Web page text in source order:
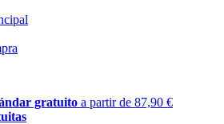
gratuito a partir de 87,90 €